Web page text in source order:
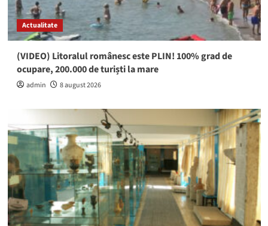
Actualitate
(VIDEO) Litoralul românesc este PLIN! 100% grad de
ocupare, 200.000 de turiști la mare
admin 8 august 2026